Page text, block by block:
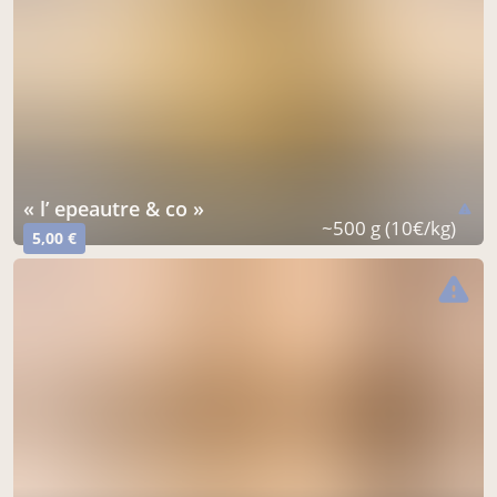
« l’ epeautre & co » warning
5,00 € ~500 g (10€/kg)
warning